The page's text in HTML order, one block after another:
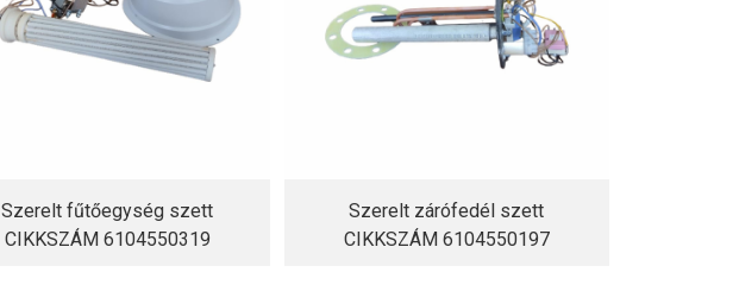
Szerelt fűtőegység szett
CIKKSZÁM 6104550319
Szerelt zárófedél szett
CIKKSZÁM 6104550197